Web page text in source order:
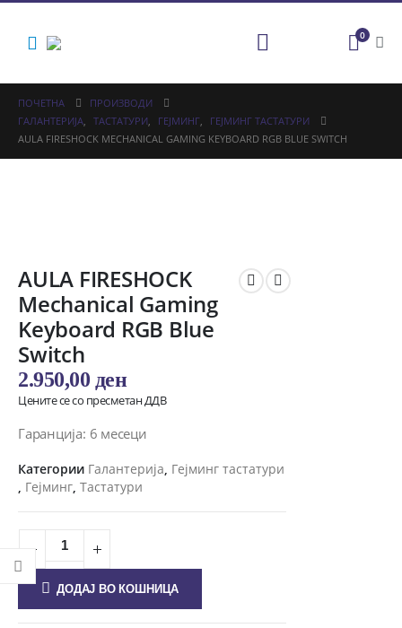
0
ПОЧЕТНА
ПРОИЗВОДИ
ГАЛАНТЕРИЈА, ТАСТАТУРИ, ГЕЈМИНГ,
ГЕЈМИНГ ТАСТАТУРИ
AULA FIRESHOCK MECHANICAL GAMING KEYBOARD RGB BLUE SWITCH
AULA FIRESHOCK
Mechanical Gaming
Keyboard RGB Blue
Switch
2.950,00 ден
Цените се со пресметан ДДВ
Гаранција: 6 месеци
Категории Галантерија, Гејминг тастатури
, Гејминг, Тастатури
ДОДАЈ ВО КОШНИЦА